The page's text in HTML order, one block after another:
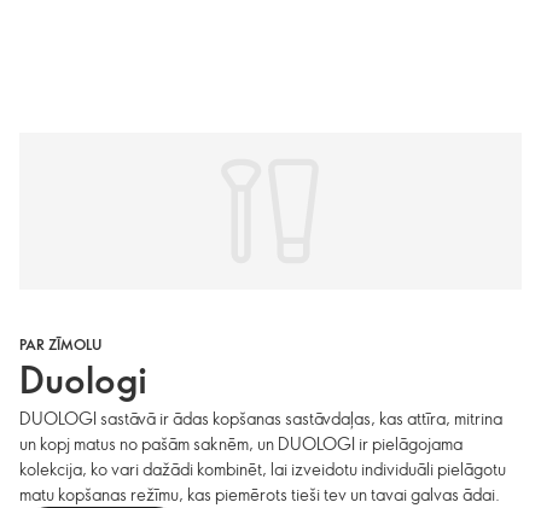
PAR ZĪMOLU
Duologi
DUOLOGI sastāvā ir ādas kopšanas sastāvdaļas, kas attīra, mitrina
un kopj matus no pašām saknēm, un DUOLOGI ir pielāgojama
kolekcija, ko vari dažādi kombinēt, lai izveidotu individuāli pielāgotu
matu kopšanas režīmu, kas piemērots tieši tev un tavai galvas ādai.